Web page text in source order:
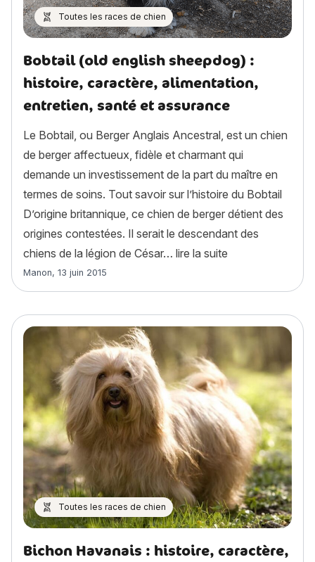
Toutes les races de chien
Bobtail (old english sheepdog) :
histoire, caractère, alimentation,
entretien, santé et assurance
Le Bobtail, ou Berger Anglais Ancestral, est un chien
de berger affectueux, fidèle et charmant qui
demande un investissement de la part du maître en
termes de soins. Tout savoir sur l’histoire du Bobtail
D’origine britannique, ce chien de berger détient des
origines contestées. Il serait le descendant des
chiens de la légion de César… lire la suite
Article rédigé par
Manon, 13 juin 2015
Toutes les races de chien
Bichon Havanais : histoire, caractère,